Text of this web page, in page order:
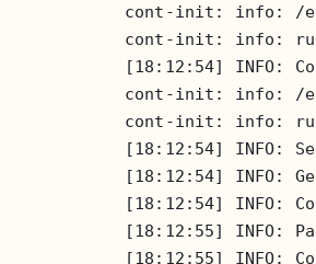
cont-init: info: /
cont-init: info:
[18:12:54] INFO:
cont-init: info: /
cont-init: info:
[18:12:54] INFO:
[18:12:54] INFO:
[18:12:54] INFO:
[18:12:55] INFO:
[18:12:55] INFO: